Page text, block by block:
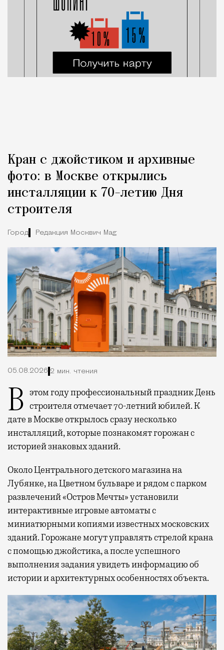
Кран с джойстиком и архивные
фото: в Москве открылись
инсталляции к 70-летию Дня
строителя
Город Редакция Москвич Mag
05.08.2026 2 мин. чтения
В этом году профессиональный праздник День строителя отмечает 70-летний юбилей. К
дате в Москве открылось сразу несколько
инсталляций, которые познакомят горожан с
историей знаковых зданий.
Около Центрального детского магазина на
Лубянке, на Цветном бульваре и рядом с парком
развлечений «Остров Мечты» установили
интерактивные игровые автоматы с
миниатюрными копиями известных московских
зданий. Горожане могут управлять стрелой крана
с помощью джойстика, а после успешного
выполнения задания увидеть информацию об
истории и архитектурных особенностях объекта.